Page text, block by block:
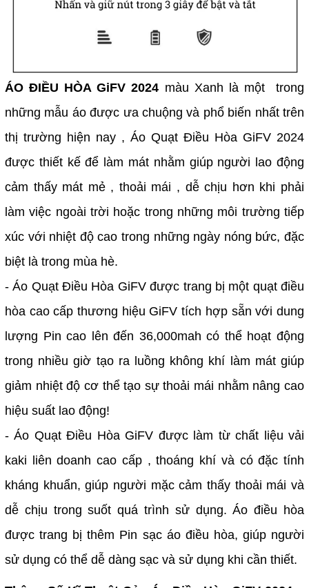
ÁO ĐIỀU HÒA GiFV 2024 màu Xanh là một trong
những mẫu áo được ưa chuộng và phổ biến nhất trên
thị trường hiện nay , Áo Quạt Điều Hòa GiFV 2024
được thiết kế để làm mát nhằm giúp người lao động
cảm thấy mát mẻ , thoải mái , dễ chịu hơn khi phải
làm việc ngoài trời hoặc trong những môi trường tiếp
xúc với nhiệt độ cao trong những ngày nóng bức, đặc
biệt là trong mùa hè.
- Áo Quạt Điều Hòa GiFV được trang bị một quạt điều
hòa cao cấp thương hiệu GiFV tích hợp sẵn với dung
lượng Pin cao lên đến 36,000mah có thể hoạt động
trong nhiều giờ tạo ra luồng không khí làm mát giúp
giảm nhiệt độ cơ thể tạo sự thoải mái nhằm nâng cao
hiệu suất lao động!
- Áo Quạt Điều Hòa GiFV được làm từ chất liệu vải
kaki liên doanh cao cấp , thoáng khí và có đặc tính
kháng khuẩn, giúp người mặc cảm thấy thoải mái và
dễ chịu trong suốt quá trình sử dụng. Áo điều hòa
được trang bị thêm Pin sạc áo điều hòa, giúp người
sử dụng có thể dễ dàng sạc và sử dụng khi cần thiết.